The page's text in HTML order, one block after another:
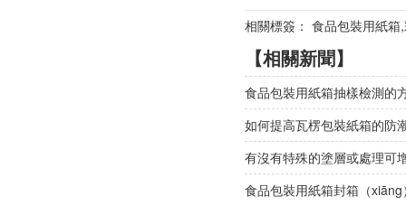
相關標簽： 食品包裝用紙
【相關新聞】
食品包裝用紙箱抽樣檢測的
如何提高瓦楞包裝紙箱的防
有沒有特殊的塗層或處理可
食品包裝用紙箱封箱（